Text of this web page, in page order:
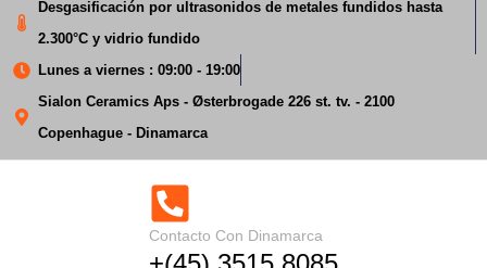
Desgasificación por ultrasonidos de metales fundidos hasta
2.300°C y vidrio fundido
Lunes a viernes : 09:00 - 19:00
Sialon Ceramics Aps - Østerbrogade 226 st. tv. - 2100
Copenhague - Dinamarca
Contacto Con Dinamarca
Ahorro de energía en el